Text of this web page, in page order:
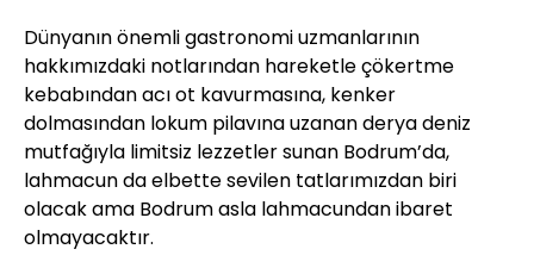
Dünyanın önemli gastronomi uzmanlarının
hakkımızdaki notlarından hareketle çökertme
kebabından acı ot kavurmasına, kenker
dolmasından lokum pilavına uzanan derya deniz
mutfağıyla limitsiz lezzetler sunan Bodrum’da,
lahmacun da elbette sevilen tatlarımızdan biri
olacak ama Bodrum asla lahmacundan ibaret
olmayacaktır.